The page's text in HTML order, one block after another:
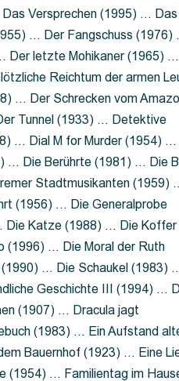
Versprechen (1995) … Das
… Der Fangschuss (1976)
Der letzte Mohikaner (1965) …
Reichtum der armen
… Der Schrecken vom
Tunnel (1933) … Detektive
… Dial M for Murder (1954) …
… Die Berührte (1981) … Die
Stadtmusikanten (1959)
(1956) … Die Generalprobe
Die Katze (1988) … Die Koffer
(1996) … Die Moral der Ruth
… Die Schaukel (1983)
Geschichte III (1994) …
(1907) … Dracula jagt
(1983) … Ein Aufstand
Bauernhof (1923) … Eine
(1954) … Familientag im